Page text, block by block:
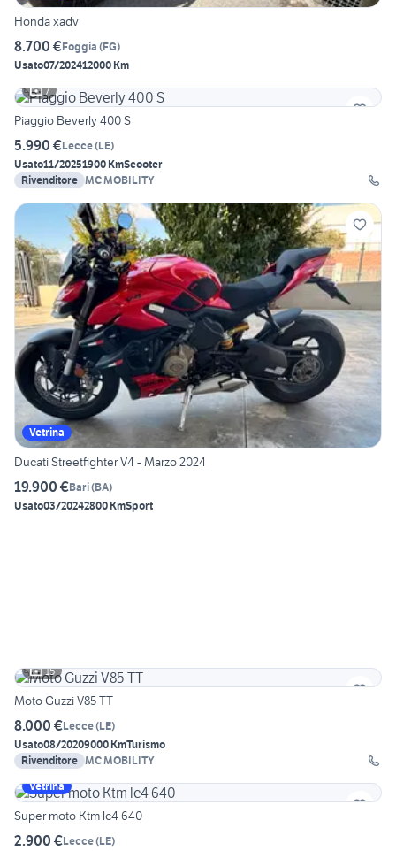
Honda xadv
8.700 €Foggia (FG)
Usato07/202412000 Km
7
Piaggio Beverly 400 S
5.990 €Lecce(LE)
Usato11/20251900 KmScooter
Rivenditore MC MOBILITY
Vetrina
Ducati Streetfighter V4 - Marzo 2024
19.900 €Bari(BA)
Usato03/20242800 KmSport
15
Moto Guzzi V85 TT
8.000 €Lecce(LE)
Usato08/20209000 KmTurismo
Rivenditore MC MOBILITY
Vetrina
Super moto Ktm lc4 640
2.900 €Lecce(LE)